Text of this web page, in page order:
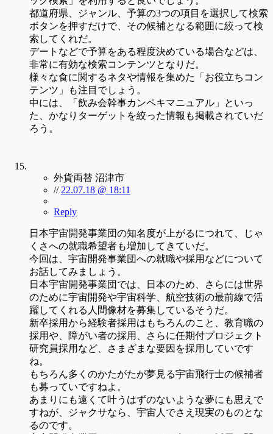
都道府県、ジャンル、予算の3つの項目を選択して検索
ボタンを押すだけで、その候補となる範囲に絞って検
索してくれだ。
デートなどで予算をある程度決めている場合などは、
非常に有効な検索コンテンツとなりだ。
様々な食に関するネタや情報を集めた「お役立ちコン
テンツ」も注目でしょう。
中には、「飲み会幹事カンペキマニュアル」といっ
た、かなりターゲットを絞った情報も掲載されていだ
ろう。
外貨両替 沼津市
// 22.07.18 @ 18:11
Reply
日本宇宙開発事業団の知名度が上がるにつれて、じゃ
くさへの就職希望者も増加してきていだ。
今回は、宇宙開発事業団への就職や採用などについて
お話してみましょう。
日本宇宙開発事業団では、日本のため、さらには世界
のために宇宙開発や宇宙科学、航空技術の最前線で活
躍してくれる人間像材を募集しているそうだ。
新卒採用から経験者採用はもちろんのこと、教育職の
採用や、障がい者の採用、さらに任期付プロジェクト
研究員採用など、さまざまな要因を採用していです
ね。
もちろん多くのかたがたが夢見る宇宙飛行士の候補者
も募っていですねよ。
あまりにも遠くて叶うはずのないような夢にも思えで
すねが、ジャクサなら、宇宙人でさえ現実のものとな
るのです。